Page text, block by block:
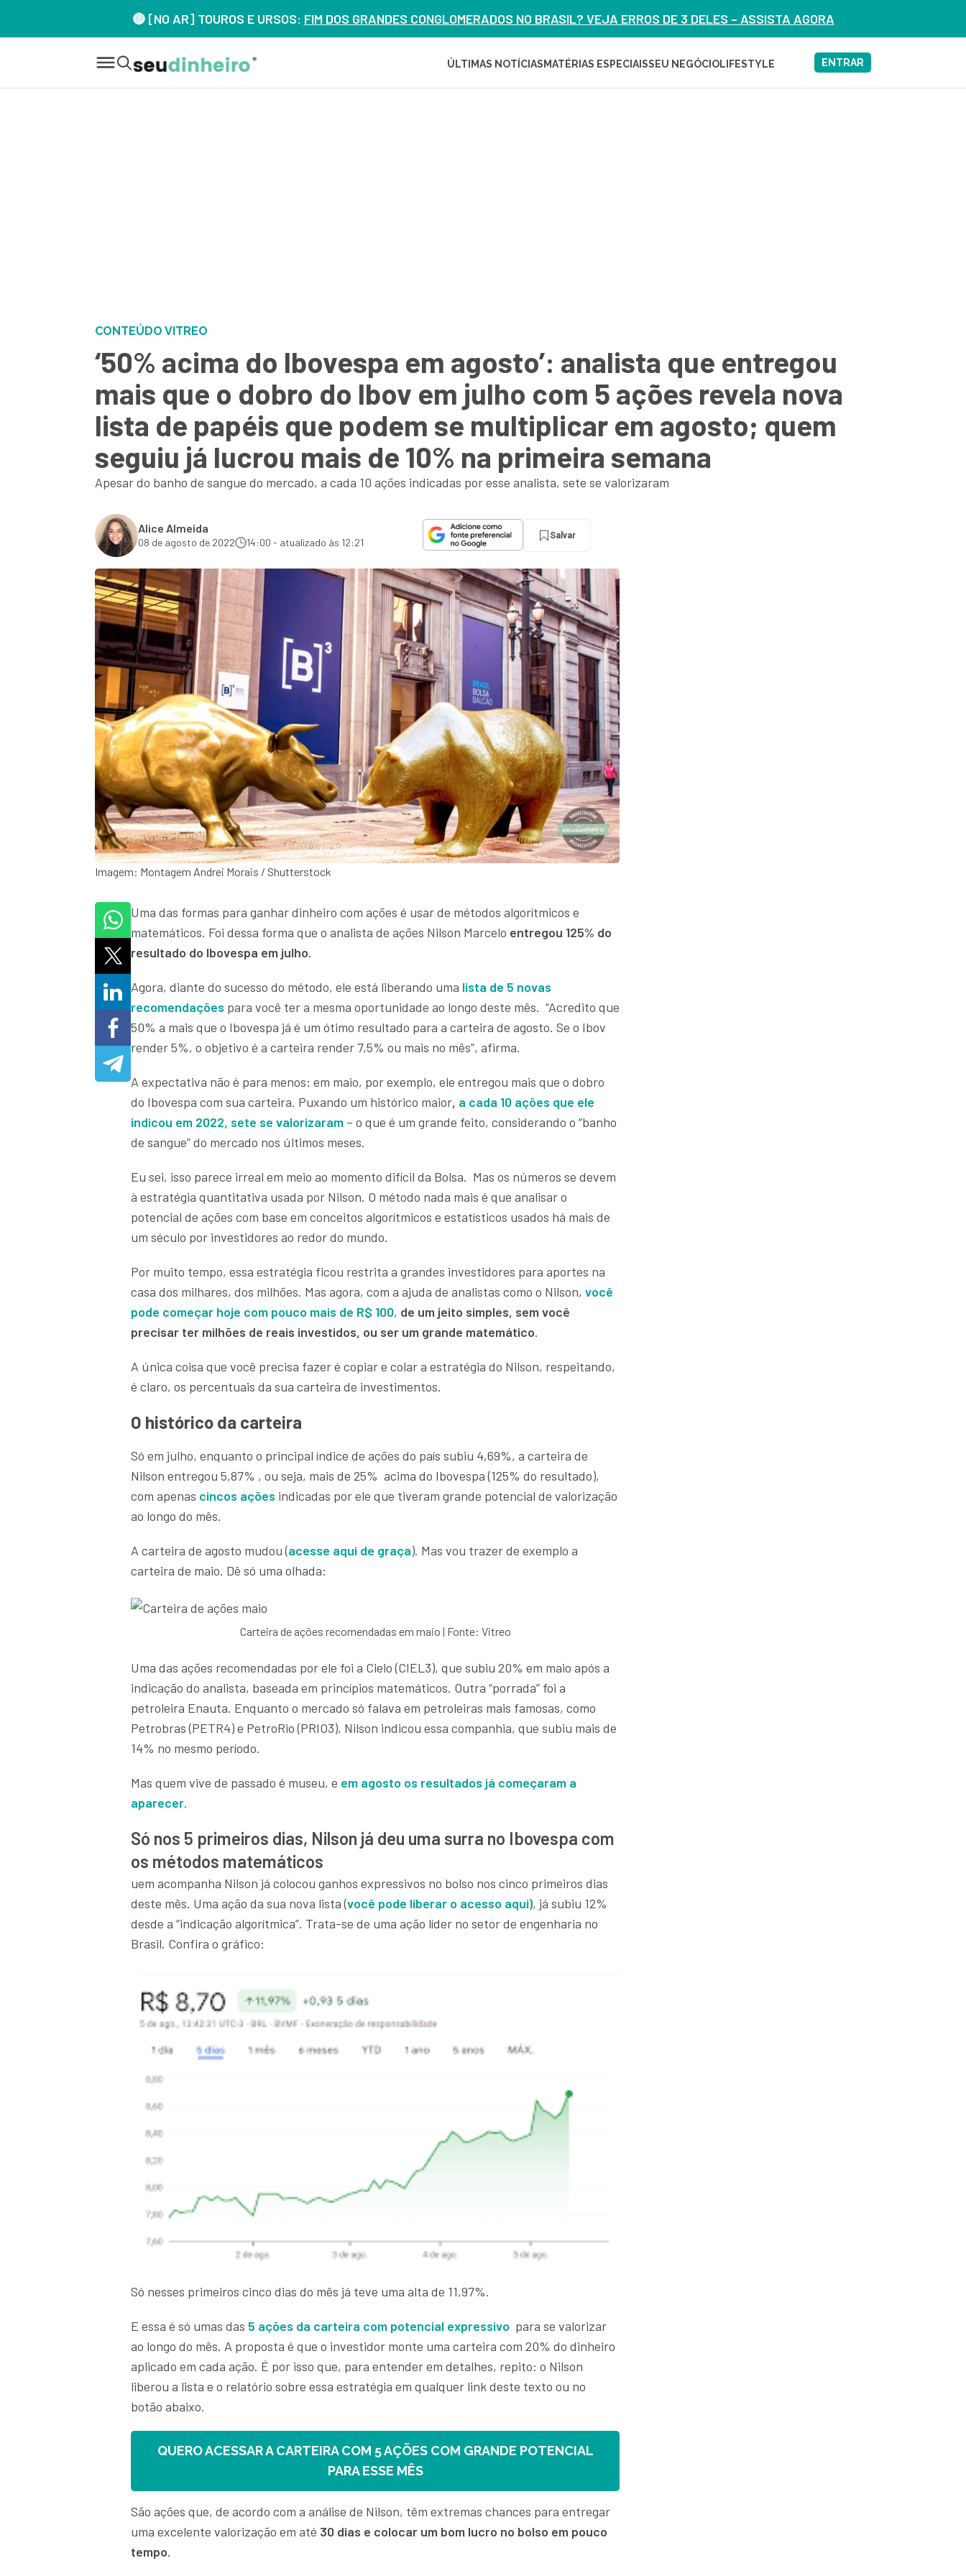
🔴 [NO AR] TOUROS E URSOS: FIM DOS GRANDES CONGLOMERADOS NO BRASIL? VEJA ERROS DE 3 DELES – ASSISTA AGORA
ÚLTIMAS NOTÍCIAS MATÉRIAS ESPECIAISSEU NEGÓCIOLIFESTYLE ENTRAR
CONTEÚDO VITREO
‘50% acima do Ibovespa em agosto’: analista que entregou
mais que o dobro do Ibov em julho com 5 ações revela nova
lista de papéis que podem se multiplicar em agosto; quem
seguiu já lucrou mais de 10% na primeira semana
Apesar do banho de sangue do mercado, a cada 10 ações indicadas por esse analista, sete se valorizaram
Alice Almeida
08 de agosto de 2022 14:00 - atualizado às 12:21
Salvar
Imagem: Montagem Andrei Morais / Shutterstock
Uma das formas para ganhar dinheiro com ações é usar de métodos algorítmicos e
matemáticos. Foi dessa forma que o analista de ações Nilson Marcelo entregou 125% do
resultado do Ibovespa em julho.
Agora, diante do sucesso do método, ele está liberando uma lista de 5 novas
recomendações para você ter a mesma oportunidade ao longo deste mês. “Acredito que
50% a mais que o Ibovespa já é um ótimo resultado para a carteira de agosto. Se o Ibov
render 5%, o objetivo é a carteira render 7,5% ou mais no mês”, afirma.
A expectativa não é para menos: em maio, por exemplo, ele entregou mais que o dobro
do Ibovespa com sua carteira. Puxando um histórico maior, a cada 10 ações que ele
indicou em 2022, sete se valorizaram – o que é um grande feito, considerando o “banho
de sangue” do mercado nos últimos meses.
Eu sei, isso parece irreal em meio ao momento difícil da Bolsa. Mas os números se devem
à estratégia quantitativa usada por Nilson. O método nada mais é que analisar o
potencial de ações com base em conceitos algorítmicos e estatísticos usados há mais de
um século por investidores ao redor do mundo.
Por muito tempo, essa estratégia ficou restrita a grandes investidores para aportes na
casa dos milhares, dos milhões. Mas agora, com a ajuda de analistas como o Nilson, você
pode começar hoje com pouco mais de R$ 100, de um jeito simples, sem você
precisar ter milhões de reais investidos, ou ser um grande matemático.
A única coisa que você precisa fazer é copiar e colar a estratégia do Nilson, respeitando,
é claro, os percentuais da sua carteira de investimentos.
O histórico da carteira
Só em julho, enquanto o principal índice de ações do país subiu 4,69%, a carteira de
Nilson entregou 5,87% , ou seja, mais de 25% acima do Ibovespa (125% do resultado),
com apenas cincos ações indicadas por ele que tiveram grande potencial de valorização
ao longo do mês.
A carteira de agosto mudou (acesse aqui de graça). Mas vou trazer de exemplo a
carteira de maio. Dê só uma olhada:
Carteira de ações recomendadas em maio | Fonte: Vitreo
Uma das ações recomendadas por ele foi a Cielo (CIEL3), que subiu 20% em maio após a
indicação do analista, baseada em princípios matemáticos. Outra “porrada” foi a
petroleira Enauta. Enquanto o mercado só falava em petroleiras mais famosas, como
Petrobras (PETR4) e PetroRio (PRIO3), Nilson indicou essa companhia, que subiu mais de
14% no mesmo período.
Mas quem vive de passado é museu, e em agosto os resultados já começaram a
aparecer.
Só nos 5 primeiros dias, Nilson já deu uma surra no Ibovespa com
os métodos matemáticos
uem acompanha Nilson já colocou ganhos expressivos no bolso nos cinco primeiros dias
deste mês. Uma ação da sua nova lista (você pode liberar o acesso aqui), já subiu 12%
desde a “indicação algorítmica”. Trata-se de uma ação líder no setor de engenharia no
Brasil. Confira o gráfico:
Só nesses primeiros cinco dias do mês já teve uma alta de 11,97%.
E essa é só umas das 5 ações da carteira com potencial expressivo para se valorizar
ao longo do mês. A proposta é que o investidor monte uma carteira com 20% do dinheiro
aplicado em cada ação. É por isso que, para entender em detalhes, repito: o Nilson
liberou a lista e o relatório sobre essa estratégia em qualquer link deste texto ou no
botão abaixo.
QUERO ACESSAR A CARTEIRA COM 5 AÇÕES COM GRANDE POTENCIAL
PARA ESSE MÊS
São ações que, de acordo com a análise de Nilson, têm extremas chances para entregar
uma excelente valorização em até 30 dias e colocar um bom lucro no bolso em pouco
tempo.